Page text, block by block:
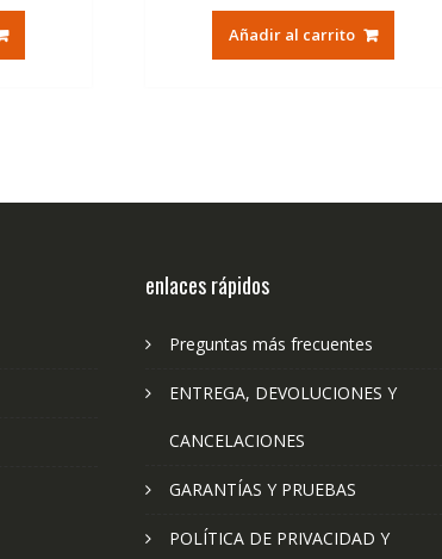
Añadir al carrito
enlaces rápidos
Preguntas más frecuentes
ENTREGA, DEVOLUCIONES Y
CANCELACIONES
GARANTÍAS Y PRUEBAS
POLÍTICA DE PRIVACIDAD Y